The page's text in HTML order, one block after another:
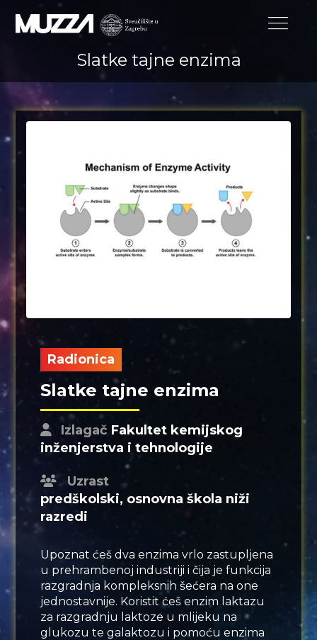
Slatke tajne enzima
Radionica
Slatke tajne enzima
Izlagač Fakultet kemijskog
inženjerstva i tehnologije
Uzrast
predškolski, osnovna škola niži
razredi
Upoznat ćeš dva enzima vrlo zastupljena
u prehrambenoj industriji i čija je funkcija
razgradnja kompleksnih šećera na one
jednostavnije. Koristit ćeš enzim laktazu
za razgradnju laktoze u mlijeku na
glukozu te galaktozu i pomoću enzima